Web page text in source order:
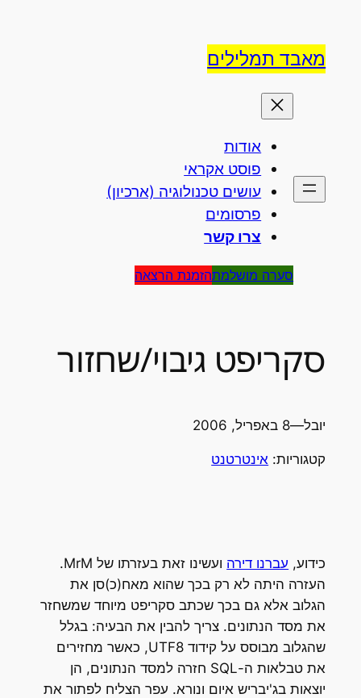
מאבד תמלילים
אודות
פוסט אקראי
עושים טכנולוגיה (ארכיון)
פרסומים
צרו קשר
סערה מושלמתהזמנת הרצאה
סקריפט גיבוי/שחזור
יובל—8 באפריל, 2006
קטגוריות: אינטרטנט
כידוע, עברנו דירה
ועשינו זאת בעזרתו של MrM.
העזרה היתה לא רק בכך שהוא מאח(כ)סן את
הגלוב אלא גם בכך שכתב סקריפט מיוחד שמשחזר
את מסד הנתונים. צריך להבין את הבעיה: בגלל
שהגלוב מבוסס על קידוד UTF8, כאשר מחזירים
את טבלאות ה-SQL חזרה למסד הנתונים, הן
יוצאות בג'יבריש איום ונורא. עפר הצליח לפתור את